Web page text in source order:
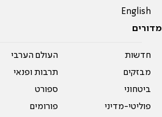
English
מדורים
חדשות
מבזקים
ביטחוני
פוליטי-מדיני
העולם הערבי
תרבות ופנאי
ספורט
פורומים